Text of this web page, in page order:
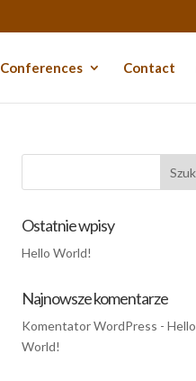
Conferences Contact
Ostatnie wpisy
Hello World!
Najnowsze komentarze
Komentator WordPress - Hello
World!